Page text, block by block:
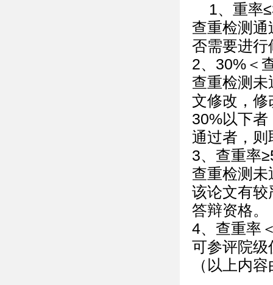
1、重率
查重检测通
否需要进行
2、30%＜
查重检测未
文修改，修
30%以下
通过者，则
3、查重率
查重检测未
该论文有较
答辩资格。
4、查重率
可参评院级
（以上内